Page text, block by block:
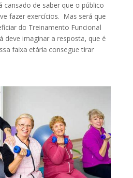
cansado de saber que o público
fazer exercícios. Mas será que
do Treinamento Funcional
deve imaginar a resposta, que é
faixa etária consegue tirar